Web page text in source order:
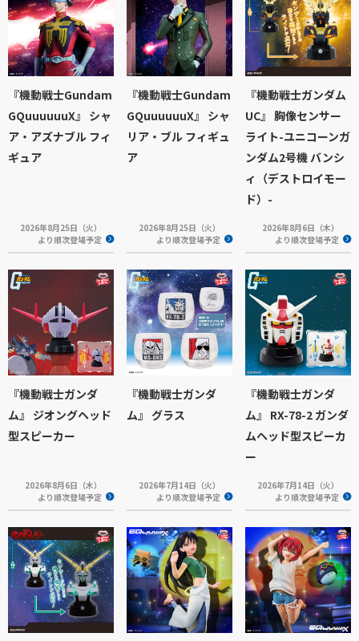
『機動戦士Gundam
GQuuuuuuX』 シャ
ア・アズナブル フィ
ギュア
2026年8月25日（火）
より順次登場予定
『機動戦士Gundam
GQuuuuuuX』 シャ
リア・ブル フィギュ
ア
2026年8月25日（火）
より順次登場予定
『機動戦士ガンダム
UC』 胸像センサー
ライト-ユニコーンガ
ンダム2号機 バンシ
ィ（デストロイモー
ド）-
2026年8月6日（木）
より順次登場予定
『機動戦士ガンダ
ム』 ジオングヘッド
型スピーカー
2026年8月6日（木）
より順次登場予定
『機動戦士ガンダ
ム』 グラス
2026年7月14日（火）
より順次登場予定
『機動戦士ガンダ
ム』 RX-78-2 ガンダ
ムヘッド型スピーカ
ー
2026年7月14日（火）
より順次登場予定